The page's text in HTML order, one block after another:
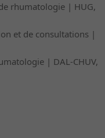
rhumatologie | HUG,
et de consultations |
| DAL-CHUV,